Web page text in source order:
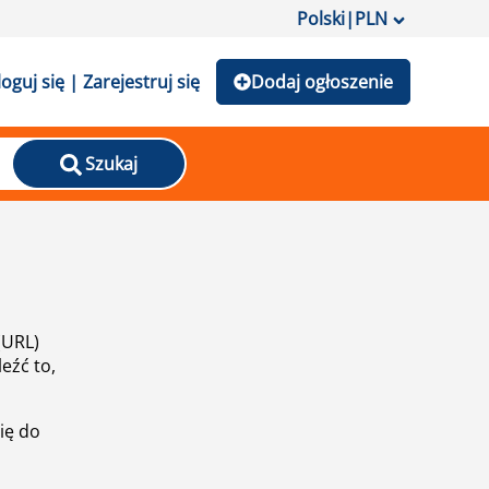
Polski|PLN
się | Zarejestruj się Dodaj ogłoszenie
Szukaj
to,
do